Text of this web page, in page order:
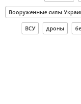
Вооруженные силы
ВСУ дроны